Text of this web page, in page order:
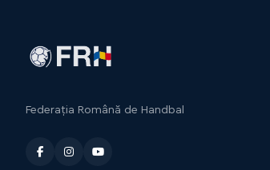
Federația Română de Handbal